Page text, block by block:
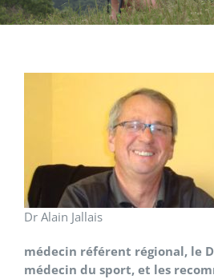
Dr Alain Jallais
médecin référent régional, le
médecin du sport, et les